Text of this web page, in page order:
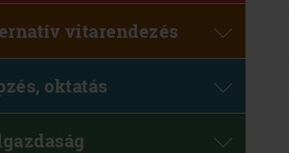
vitarendezés
oktatás